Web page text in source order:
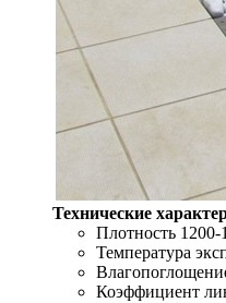
Технические
Плотность 1200-
Температура
Коэффициент